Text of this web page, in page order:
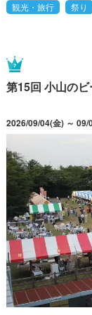
観光・旅行
祭り
第15回 小山のビ
2026/09/04(金) ～ 09/